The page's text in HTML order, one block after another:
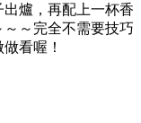
爐，再配上一杯香
～完全不需要技巧
看喔！